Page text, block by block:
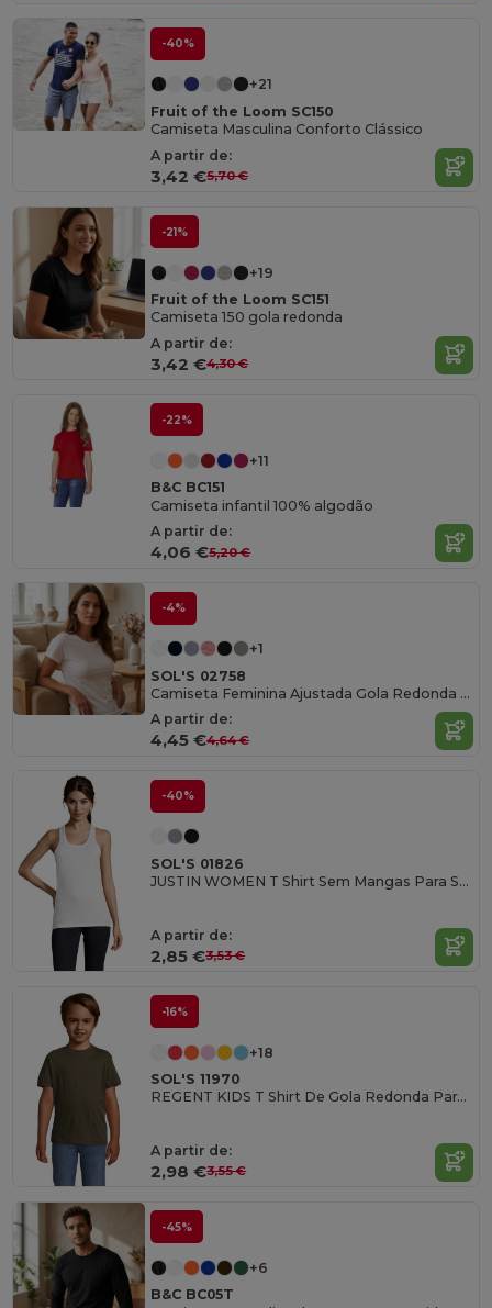
-40%
+21
Fruit of the Loom SC150
Camiseta Masculina Conforto Clássico
A partir de:
3,42 €5,70 €
-21%
+19
Fruit of the Loom SC151
Camiseta 150 gola redonda
A partir de:
3,42 €4,30 €
-22%
+11
B&C BC151
Camiseta infantil 100% algodão
A partir de:
4,06 €5,20 €
-4%
+1
SOL'S 02758
Camiseta Feminina Ajustada Gola Redonda Conforto
A partir de:
4,45 €4,64 €
-40%
SOL'S 01826
JUSTIN WOMEN T Shirt Sem Mangas Para Senhora
A partir de:
2,85 €3,53 €
-16%
+18
SOL'S 11970
REGENT KIDS T Shirt De Gola Redonda Para Criança
A partir de:
2,98 €3,55 €
-45%
+6
B&C BC05T